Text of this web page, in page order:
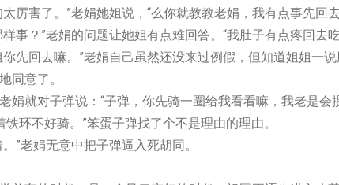
了。”老娟她姐说，“么你就教教老娟，我有点事先回去
”老娟的问题让她姐有点难回答。“我肚子有点疼回去吃
去嘛。”老娟自己虽然还没来过例假，但知道姐姐一说
同意了。
子弹说：“子弹，你先骑一圈给我看看嘛，我老是会
好骑。”笨蛋子弹找了个不是理由的理由。
娟无意中把子弹逼入死胡同。